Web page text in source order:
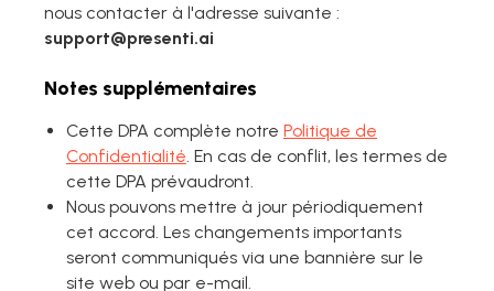
nous contacter à l'adresse suivante :
support@presenti.ai
Notes supplémentaires
Cette DPA complète notre Politique de
Confidentialité . En cas de conflit, les termes de
cette DPA prévaudront.
Nous pouvons mettre à jour périodiquement
cet accord. Les changements importants
seront communiqués via une bannière sur le
site web ou par e-mail.